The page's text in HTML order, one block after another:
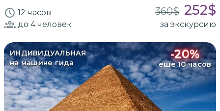
12 часов 360$ 252$
до 4человек за экскурсию
ИНДИВИДУАЛЬНАЯ
на машине гида
-20%
еще 10 часов